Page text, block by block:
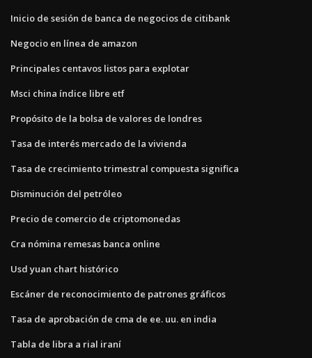
Inicio de sesión de banca de negocios de citibank
Negocio en línea de amazon
Principales centavos listos para explotar
Msci china índice libre etf
Propósito de la bolsa de valores de londres
Tasa de interés mercado de la vivienda
Tasa de crecimiento trimestral compuesta significa
Disminución del petróleo
Precio de comercio de criptomonedas
Cra nómina remesas banca online
Usd yuan chart histórico
Escáner de reconocimiento de patrones gráficos
Tasa de aprobación de cma de ee. uu. en india
Tabla de libra a rial iraní